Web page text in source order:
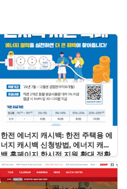
한전 에너지 캐시백: 한전 주택용 에
너지 캐시백 신청방법, 에너지 캐시
백 홈페이지 한시적 지원 확대 정확
히 알기!